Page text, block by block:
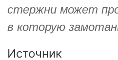
стержни может
в которую
Источник